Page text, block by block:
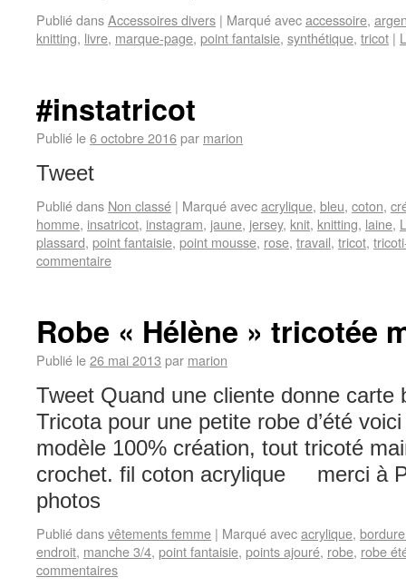
Publié dansAccessoires divers | Marqué avecaccessoire,
knitting, livre, marque-page, point fantaisie, synthétique, tricot |
#instatricot
Publié le6 octobre 2016par marion
Tweet
Publié dans Non classé | Marqué avecacrylique, bleu, coton,
homme, insatricot, instagram, jaune, jersey, knit, knitting, laine,
plassard, point fantaisie, point mousse, rose, travail, tricot,
commentaire
Robe « Hélène » tricotée
Publié le26 mai 2013 par marion
Tweet Quand une cliente donne carte
Tricota pour une petite robe d’été
modèle 100% création, tout tricoté
crochet. fil coton acrylique merci à
photos
Publié dansvêtements femme | Marqué avecacrylique,
endroit, manche 3/4, point fantaisie, points ajouré, robe, robe
commentaires